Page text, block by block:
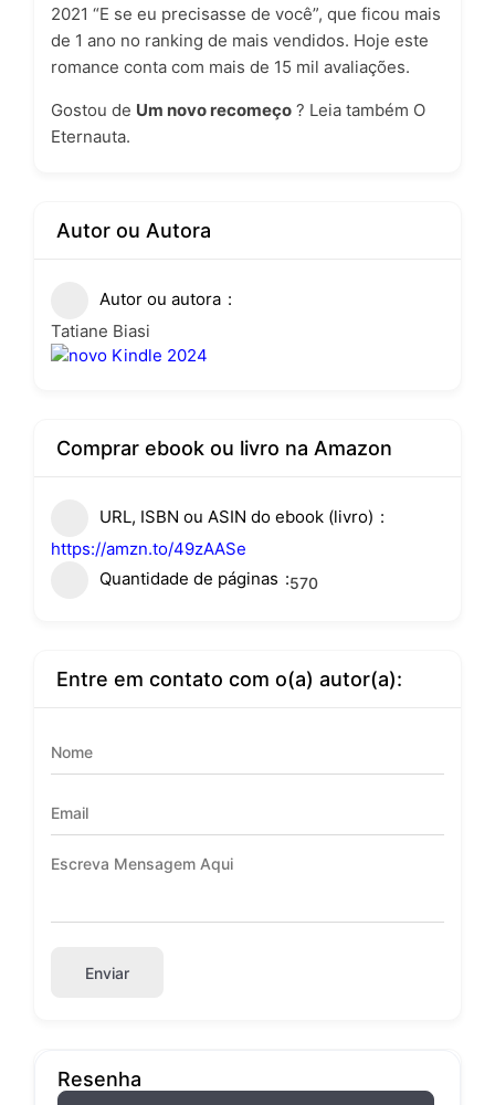
2021 “E se eu precisasse de você”, que ficou mais
de 1 ano no ranking de mais vendidos. Hoje este
romance conta com mais de 15 mil avaliações.
Gostou de Um novo recomeço ? Leia também O
Eternauta.
Autor ou Autora
Autor ou autora
Tatiane Biasi
Comprar ebook ou livro na Amazon
URL, ISBN ou ASIN do ebook (livro)
https://amzn.to/49zAASe
Quantidade de páginas
570
Entre em contato com o(a) autor(a):
Enviar
Resenha